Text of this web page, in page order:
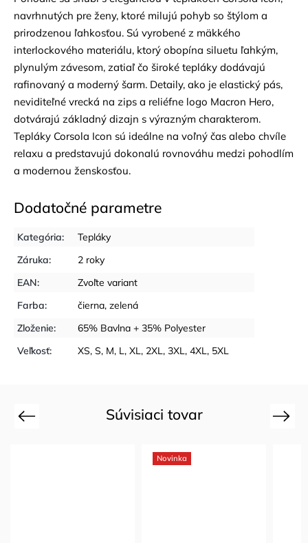
navrhnutých pre ženy, ktoré milujú pohyb so štýlom a
prirodzenou ľahkosťou. Sú vyrobené z mäkkého
interlockového materiálu, ktorý obopína siluetu ľahkým,
plynulým závesom, zatiaľ čo široké tepláky dodávajú
rafinovaný a moderný šarm. Detaily, ako je elastický pás,
neviditeľné vrecká na zips a reliéfne logo Macron Hero,
dotvárajú základný dizajn s výrazným charakterom.
Tepláky Corsola Icon sú ideálne na voľný čas alebo chvíle
relaxu a predstavujú dokonalú rovnováhu medzi pohodlím
a modernou ženskosťou.
Dodatočné parametre
Kategória:
Tepláky
Záruka:
2 roky
EAN:
Zvoľte variant
Farba: čierna, zelená
Zloženie:
65% Bavlna + 35% Polyester
Veľkosť: XS, S, M, L , XL , 2XL , 3XL , 4XL , 5XL
Súvisiaci tovar
Previous
Novinka
Next